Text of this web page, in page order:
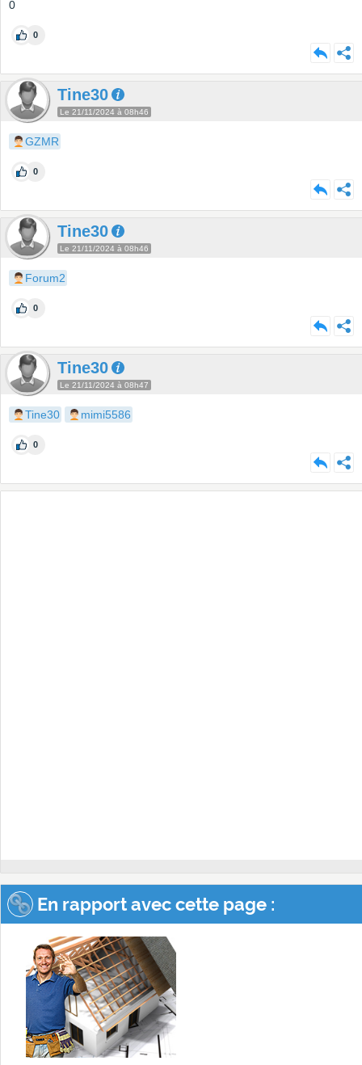
0
0
Tine30
Le 21/11/2024 à 08h46
GZMR
0
Tine30
Le 21/11/2024 à 08h46
Forum2
0
Tine30
Le 21/11/2024 à 08h47
Tine30 mimi5586
0
En rapport avec cette page :